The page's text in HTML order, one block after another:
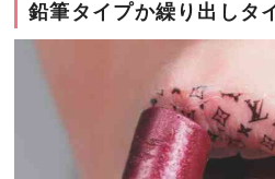
鉛筆タイプか繰り出しタ